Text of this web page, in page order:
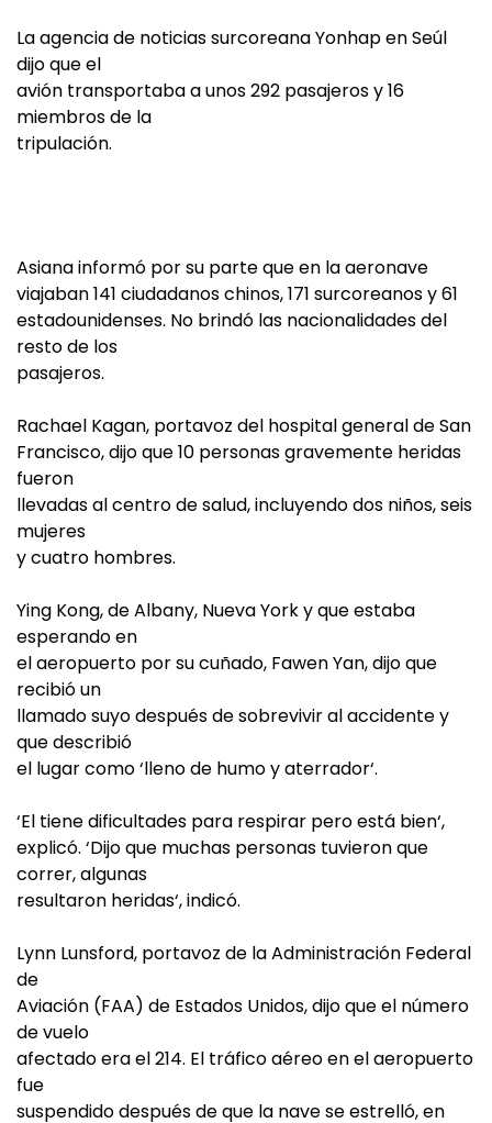
La agencia de noticias surcoreana Yonhap en Seúl
dijo que el
avión transportaba a unos 292 pasajeros y 16
miembros de la
tripulación.
Asiana informó por su parte que en la aeronave
viajaban 141 ciudadanos chinos, 171 surcoreanos y 61
estadounidenses. No brindó las nacionalidades del
resto de los
pasajeros.
Rachael Kagan, portavoz del hospital general de San
Francisco, dijo que 10 personas gravemente heridas
fueron
llevadas al centro de salud, incluyendo dos niños, seis
mujeres
y cuatro hombres.
Ying Kong, de Albany, Nueva York y que estaba
esperando en
el aeropuerto por su cuñado, Fawen Yan, dijo que
recibió un
llamado suyo después de sobrevivir al accidente y
que describió
el lugar como ‘lleno de humo y aterrador‘.
‘El tiene dificultades para respirar pero está bien‘,
explicó. ‘Dijo que muchas personas tuvieron que
correr, algunas
resultaron heridas‘, indicó.
Lynn Lunsford, portavoz de la Administración Federal
de
Aviación (FAA) de Estados Unidos, dijo que el número
de vuelo
afectado era el 214. El tráfico aéreo en el aeropuerto
fue
suspendido después de que la nave se estrelló, en